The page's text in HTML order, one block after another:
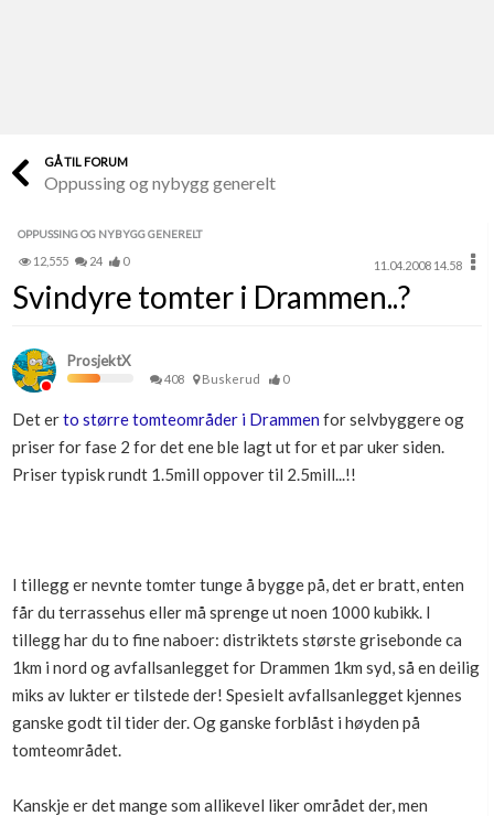
Finn håndverkere
Papirer som mangler
Skaff dokumentasjon som mangler
Kundeservice
Få svar på det du lurer på
Kom i gang med Boligmappa
Se din bolig? Klikk her
GÅ TIL FORUM
Oppussing og nybygg generelt
OPPUSSING OG NYBYGG GENERELT
12,555 24 0 11.04.2008 14.58
Svindyre tomter i Drammen..?
ProsjektX
408 Buskerud 0
Det erto større tomteområder i Drammen for selvbyggere og
priser for fase 2 for det ene ble lagt ut for et par uker siden.
Priser typisk rundt 1.5mill oppover til 2.5mill...!!
I tillegg er nevnte tomter tunge å bygge på, det er bratt, enten
får du terrassehus eller må sprenge ut noen 1000 kubikk. I
tillegg har du to fine naboer: distriktets største grisebonde ca
1km i nord og avfallsanlegget for Drammen 1km syd, så en deilig
miks av lukter er tilstede der! Spesielt avfallsanlegget kjennes
ganske godt til tider der. Og ganske forblåst i høyden på
tomteområdet.
Kanskje er det mange som allikevel liker området der, men